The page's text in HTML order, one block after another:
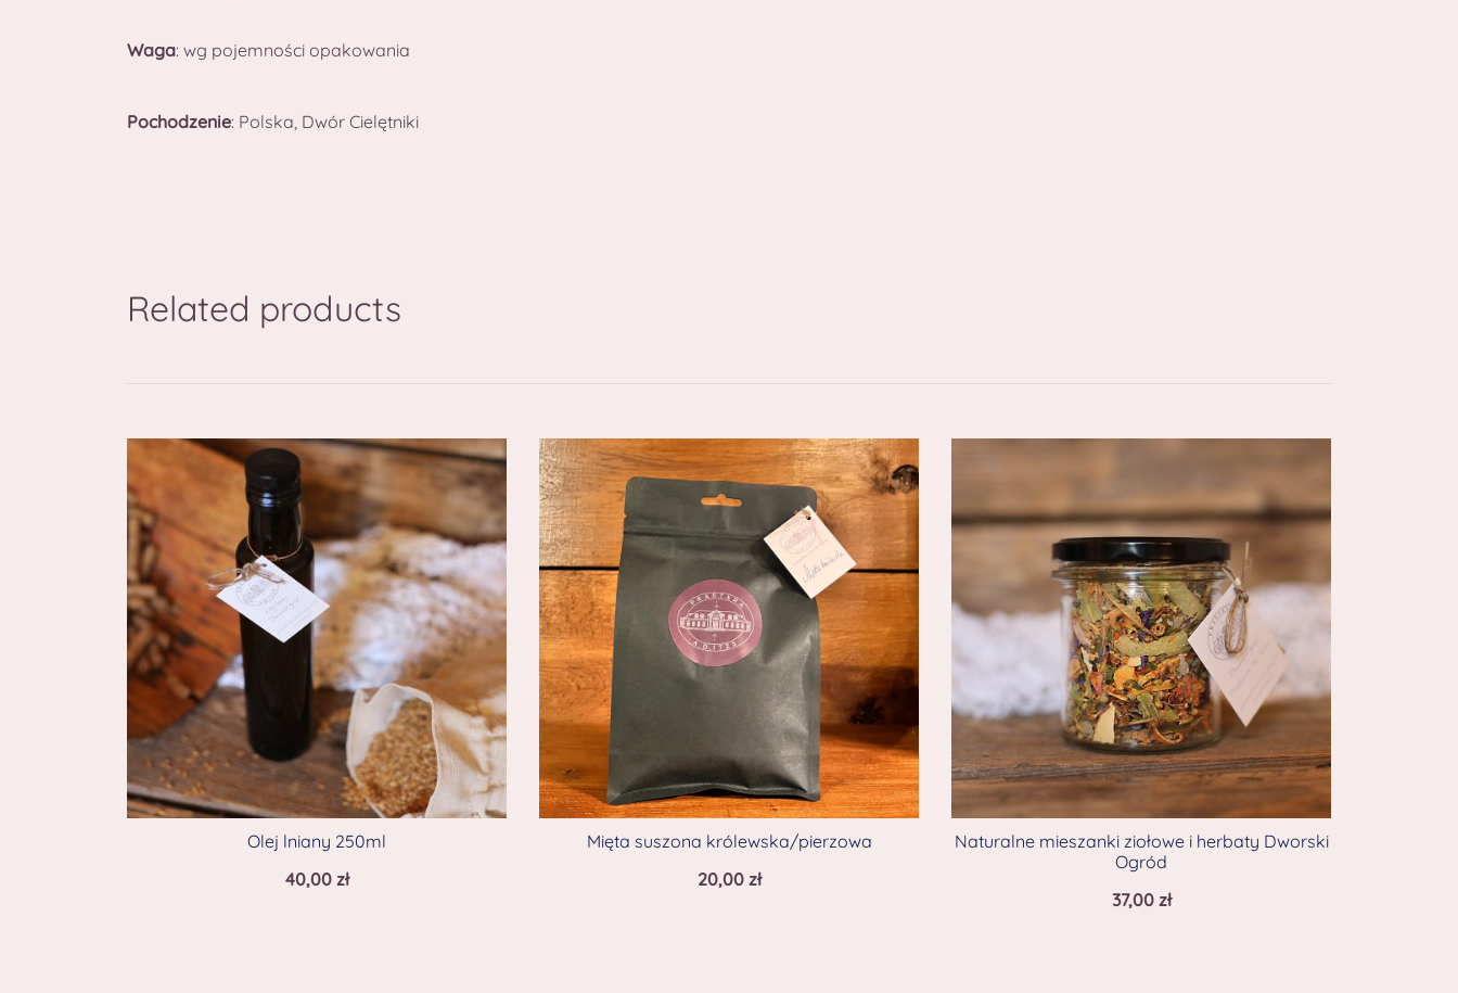
Waga: wg pojemności opakowania
Pochodzenie: Polska, Dwór Cielętniki
Related products
Olej lniany 250ml
40,00 zł
Mięta suszona królewska/pierzowa
20,00 zł
Naturalne mieszanki ziołowe i herbaty Dworski
Ogród
37,00 zł